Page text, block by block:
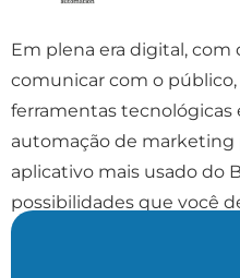
Em plena era digital, com
comunicar com o público,
ferramentas tecnológicas
automação de marketing
aplicativo mais usado do
possibilidades que você
estratégias em redes